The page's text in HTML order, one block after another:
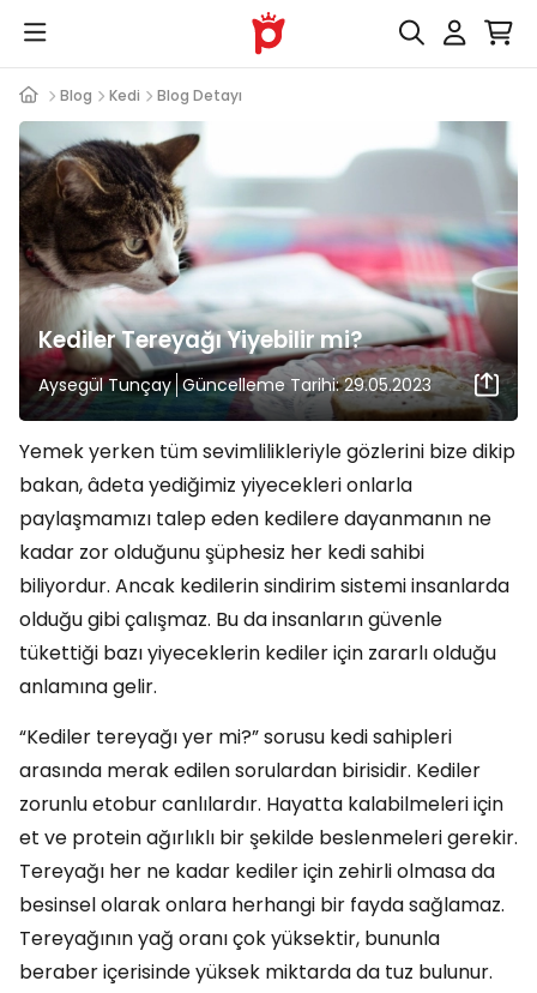
Blog Kedi Blog Detayı
Kediler Tereyağı Yiyebilir mi?
Aysegül Tunçay Güncelleme Tarihi: 29.05.2023
Yemek yerken tüm sevimlilikleriyle gözlerini bize dikip
bakan, âdeta yediğimiz yiyecekleri onlarla
paylaşmamızı talep eden kedilere dayanmanın ne
kadar zor olduğunu şüphesiz her kedi sahibi
biliyordur. Ancak kedilerin sindirim sistemi insanlarda
olduğu gibi çalışmaz. Bu da insanların güvenle
tükettiği bazı yiyeceklerin kediler için zararlı olduğu
anlamına gelir.
“Kediler tereyağı yer mi?” sorusu kedi sahipleri
arasında merak edilen sorulardan birisidir. Kediler
zorunlu etobur canlılardır. Hayatta kalabilmeleri için
et ve protein ağırlıklı bir şekilde beslenmeleri gerekir.
Tereyağı her ne kadar kediler için zehirli olmasa da
besinsel olarak onlara herhangi bir fayda sağlamaz.
Tereyağının yağ oranı çok yüksektir, bununla
beraber içerisinde yüksek miktarda da tuz bulunur.